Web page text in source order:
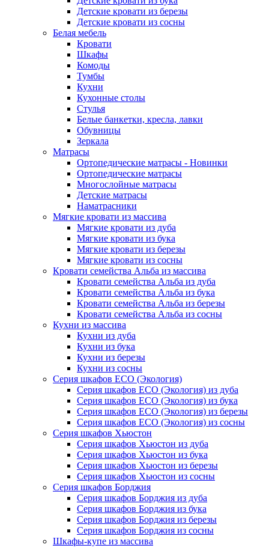
Детские кровати из березы
Детские кровати из сосны
Белая мебель
Кровати
Шкафы
Комоды
Тумбы
Кухни
Кухонные столы
Стулья
Белые банкетки, кресла, лавки
Обувницы
Зеркала
Матрасы
Ортопедические матрасы - Новинки
Ортопедические матрасы
Многослойные матрасы
Детские матрасы
Наматрасники
Мягкие кровати из массива
Мягкие кровати из дуба
Мягкие кровати из бука
Мягкие кровати из березы
Мягкие кровати из сосны
Кровати семейства Альба из массива
Кровати семейства Альба из дуба
Кровати семейства Альба из бука
Кровати семейства Альба из березы
Кровати семейства Альба из сосны
Кухни из массива
Кухни из дуба
Кухни из бука
Кухни из березы
Кухни из сосны
Серия шкафов ECO (Экология)
Серия шкафов ECO (Экология) из дуба
Серия шкафов ECO (Экология) из бука
Серия шкафов ECO (Экология) из березы
Серия шкафов ECO (Экология) из сосны
Серия шкафов Хьюстон
Серия шкафов Хьюстон из дуба
Серия шкафов Хьюстон из бука
Серия шкафов Хьюстон из березы
Серия шкафов Хьюстон из сосны
Серия шкафов Борджия
Серия шкафов Борджия из дуба
Серия шкафов Борджия из бука
Серия шкафов Борджия из березы
Серия шкафов Борджия из сосны
Шкафы-купе из массива